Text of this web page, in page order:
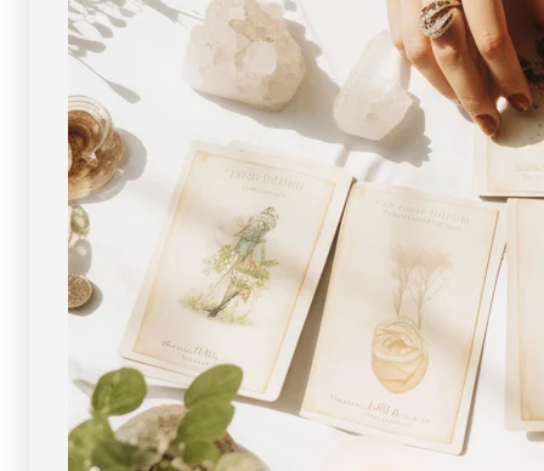
玉
No.5
画
像
現
物・
一
点
パ
ス
ト
ー
玉
No.5
物・
一
パ
ー
ス
ト
ー